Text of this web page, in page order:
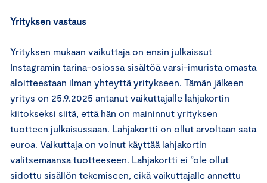
Yrityksen vastaus
Yrityksen mukaan vaikuttaja on ensin julkaissut
Instagramin tarina-osiossa sisältöä varsi-imurista omasta
aloitteestaan ilman yhteyttä yritykseen. Tämän jälkeen
yritys on 25.9.2025 antanut vaikuttajalle lahjakortin
kiitokseksi siitä, että hän on maininnut yrityksen
tuotteen julkaisussaan. Lahjakortti on ollut arvoltaan sata
euroa. Vaikuttaja on voinut käyttää lahjakortin
valitsemaansa tuotteeseen. Lahjakortti ei ”ole ollut
sidottu sisällön tekemiseen, eikä vaikuttajalle annettu